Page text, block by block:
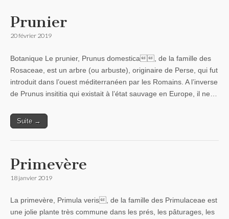
Prunier
20 février 2019
Botanique Le prunier, Prunus domestica, de la famille des
Rosaceae, est un arbre (ou arbuste), originaire de Perse, qui fut
introduit dans l’ouest méditerranéen par les Romains. A l’inverse
de Prunus insititia qui existait à l’état sauvage en Europe, il ne…
Suite →
Primevère
18 janvier 2019
La primevère, Primula veris, de la famille des Primulaceae est
une jolie plante très commune dans les prés, les pâturages, les